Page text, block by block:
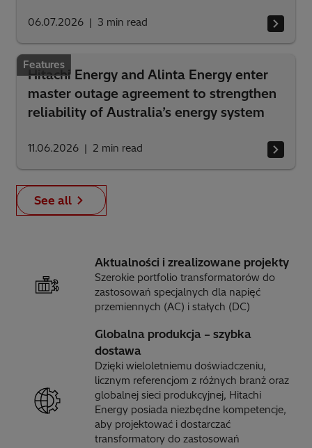
06.07.2026 3 min read
Features
Hitachi Energy and Alinta Energy enter
master outage agreement to strengthen
reliability of Australia’s energy system
11.06.2026 2 min read
See all
Aktualności i zrealizowane projekty
Szerokie portfolio transformatorów do
zastosowań specjalnych dla napięć
przemiennych (AC) i stałych (DC)
Globalna produkcja – szybka
dostawa
Dzięki wieloletniemu doświadczeniu,
licznym referencjom z różnych branż oraz
globalnej sieci produkcyjnej, Hitachi
Energy posiada niezbędne kompetencje,
aby projektować i dostarczać
transformatory do zastosowań